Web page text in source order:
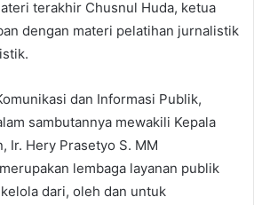
terakhir Chusnul Huda, ketua
dengan materi pelatihan jurnalistik
dan Informasi Publik,
sambutannya mewakili Kepala
Ir. Hery Prasetyo S. MM
lembaga layanan publik
dari, oleh dan untuk